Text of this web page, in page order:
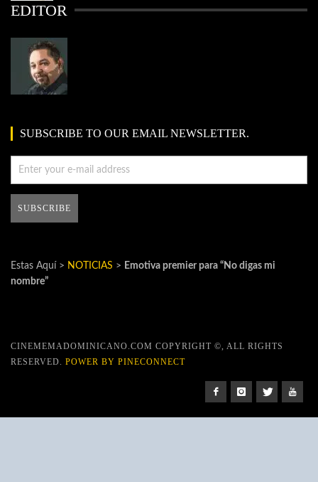
EDITOR
SUBSCRIBE TO OUR EMAIL NEWSLETTER.
Estas Aquí > NOTICIAS > Emotiva premier para “No digas mi
nombre”
CINEMEMADOMINICANO.COM COPYRIGHT ©, ALL RIGHTS
RESERVED. POWER BY PINECONNECT